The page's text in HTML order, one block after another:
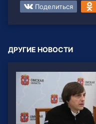
Поделиться
ДРУГИЕ НОВОСТИ